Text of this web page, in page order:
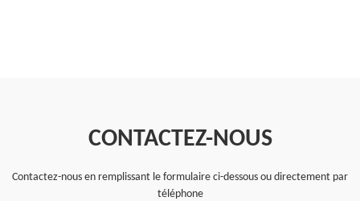
CONTACTEZ-NOUS
Contactez-nous en remplissant le formulaire ci-dessous ou directement par
téléphone